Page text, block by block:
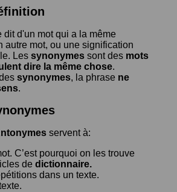
dit d'un mot qui a la même
autre mot, ou une signification
Les synonymes sont des mots
dire la même chose.
synonymes, la phrase ne
.
servent à:
C’est pourquoi on les trouve
de dictionnaire.
dans un texte.